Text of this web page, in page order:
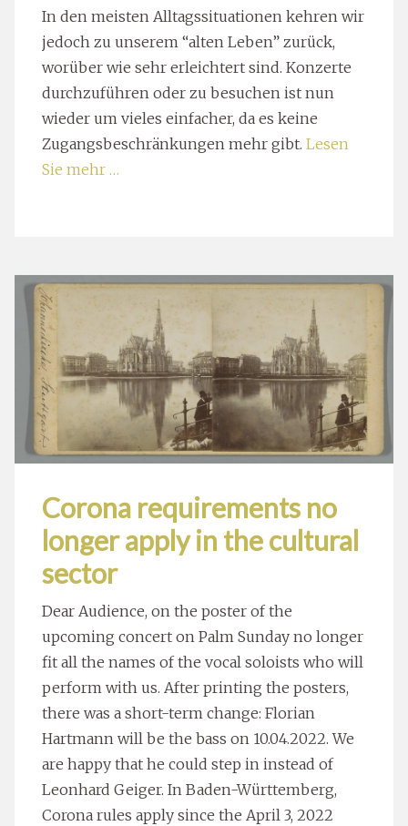
In den meisten Alltagssituationen kehren wir
jedoch zu unserem “alten Leben” zurück,
worüber wie sehr erleichtert sind. Konzerte
durchzuführen oder zu besuchen ist nun
wieder um vieles einfacher, da es keine
Zugangsbeschränkungen mehr gibt. Lesen
Sie mehr …
Corona requirements no
longer apply in the cultural
sector
Dear Audience, on the poster of the
upcoming concert on Palm Sunday no longer
fit all the names of the vocal soloists who will
perform with us. After printing the posters,
there was a short-term change: Florian
Hartmann will be the bass on 10.04.2022. We
are happy that he could step in instead of
Leonhard Geiger. In Baden-Württemberg,
Corona rules apply since the April 3, 2022